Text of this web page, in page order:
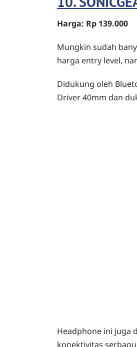
Harga: Rp 139.000
Mungkin sudah
harga entry level,
Didukung oleh
Driver 40mm dan
Headphone ini juga
konektivitas